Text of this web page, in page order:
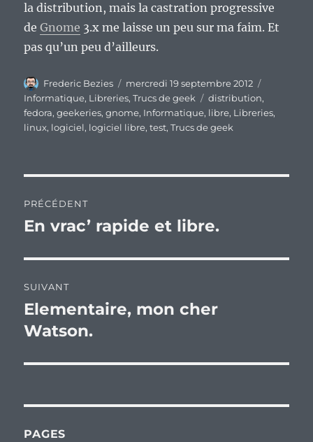
la distribution, mais la castration progressive
deGnome 3.x me laisse un peu sur ma faim. Et
pas qu’un peu d’ailleurs.
Auteur
Frederic Bezies
Publié
le
mercredi 19 septembre 2012
Informatique, Libreries,Trucs de geek Étiquettes
distribution,
fedora,geekeries,gnome, Informatique, libre, Libreries,
linux, logiciel, logiciel libre,test,Trucs de geek
de
PRÉCÉDENT
Publication
En vrac’ rapide et libre.
SUIVANT
Publication
suivante :
Elementaire, mon cher
Watson.
PAGES